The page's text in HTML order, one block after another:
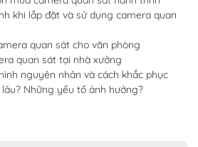
khi lắp đặt và sử dụng camera quan
quan sát cho văn phòng
quan sát tại nhà xưởng
nguyên nhân và cách khắc phục
Những yếu tố ảnh hưởng?